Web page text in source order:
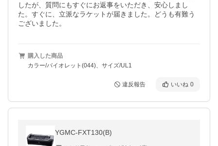
したが、質問にもすぐにお返事をいただき、安心しまし
た。すぐに、立派なラケットが届きました。どうも有難う
ございました。
購入した商品
カラー/バイオレット(044)、サイズ/UL1
違反報告 いいね 0
YGMC-FXT130(B)